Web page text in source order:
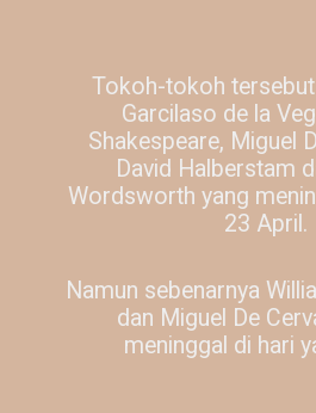
Tokoh-tokoh
Garcilaso de la
Shakespeare, Miguel
David Halberstam
Wordsworth yang
23 April.
Namun sebenarnya
dan Miguel De
meninggal di hari